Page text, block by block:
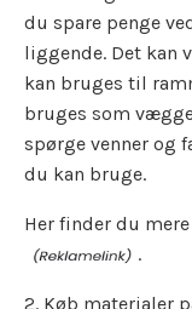
du spare penge
liggende. Det kan
kan bruges til
bruges som
spørge venner og
du kan bruge.
Her finder du
.
2. Køb materialer